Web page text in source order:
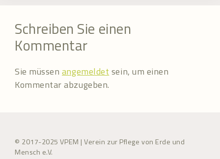
Schreiben Sie einen
Kommentar
Sie müssen angemeldet sein, um einen
Kommentar abzugeben.
© 2017-2025 VPEM | Verein zur Pflege von Erde und
Mensch e.V.